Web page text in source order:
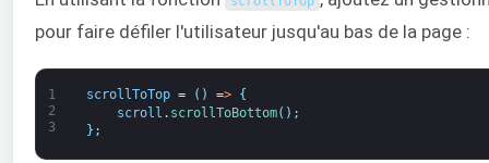
pour faire défiler l'utilisateur jusqu'au bas de la page :
1
2
3
scrollToTop = ( ) =>
{
scroll . scrollToBottom( ) ;
} ;